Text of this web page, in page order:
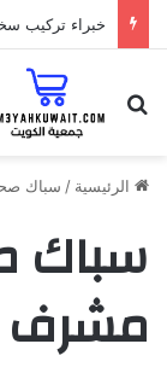
البحث عن
الرئيسية / سباك
سباك
مشرف